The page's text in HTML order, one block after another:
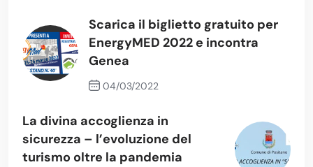
Scarica il biglietto gratuito per
EnergyMED 2022 e incontra
Genea
04/03/2022
La divina accoglienza in
sicurezza – l’evoluzione del
turismo oltre la pandemia